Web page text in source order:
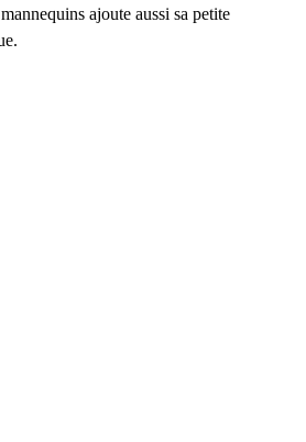
ajoute aussi sa petite